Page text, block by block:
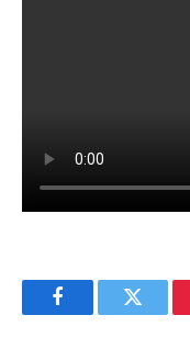
FacebookTwitter